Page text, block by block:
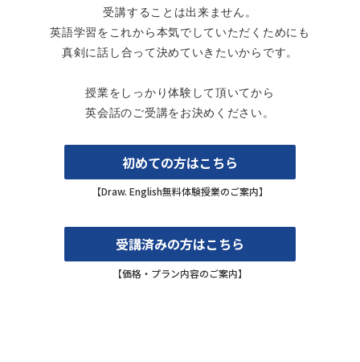
受講することは出来ません。
英語学習をこれから本気でしていただくためにも
真剣に話し合って決めていきたいからです。
授業をしっかり体験して頂いてから
英会話のご受講をお決めください。
初めての方はこちら
【Draw. English無料体験授業のご案内】
受講済みの方はこちら
【価格 ・ プラン内容のご案内】